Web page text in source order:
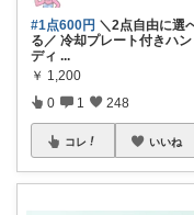
#1点600円 ＼2点自由に選
る／ 冷却プレート付きハン
ディ ...
￥ 1,200
0 1 248
コレ いいね